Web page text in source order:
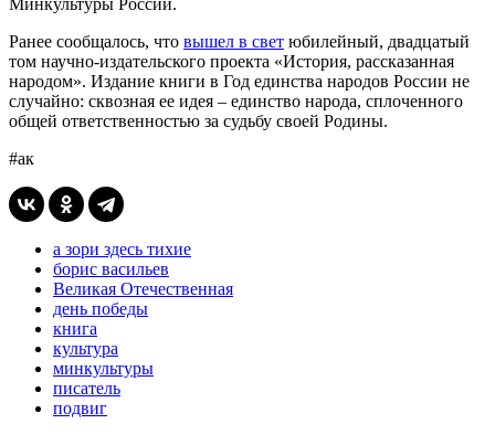
Ранее сообщалось, что вышел в свет юбилейный, двадцатый
том научно-издательского проекта «История, рассказанная
народом». Издание книги в Год единства народов России не
случайно: сквозная ее идея – единство народа, сплоченного
общей ответственностью за судьбу своей Родины.
#ак
а зори здесь тихие
борис васильев
Великая Отечественная
день победы
книга
культура
минкультуры
писатель
подвиг